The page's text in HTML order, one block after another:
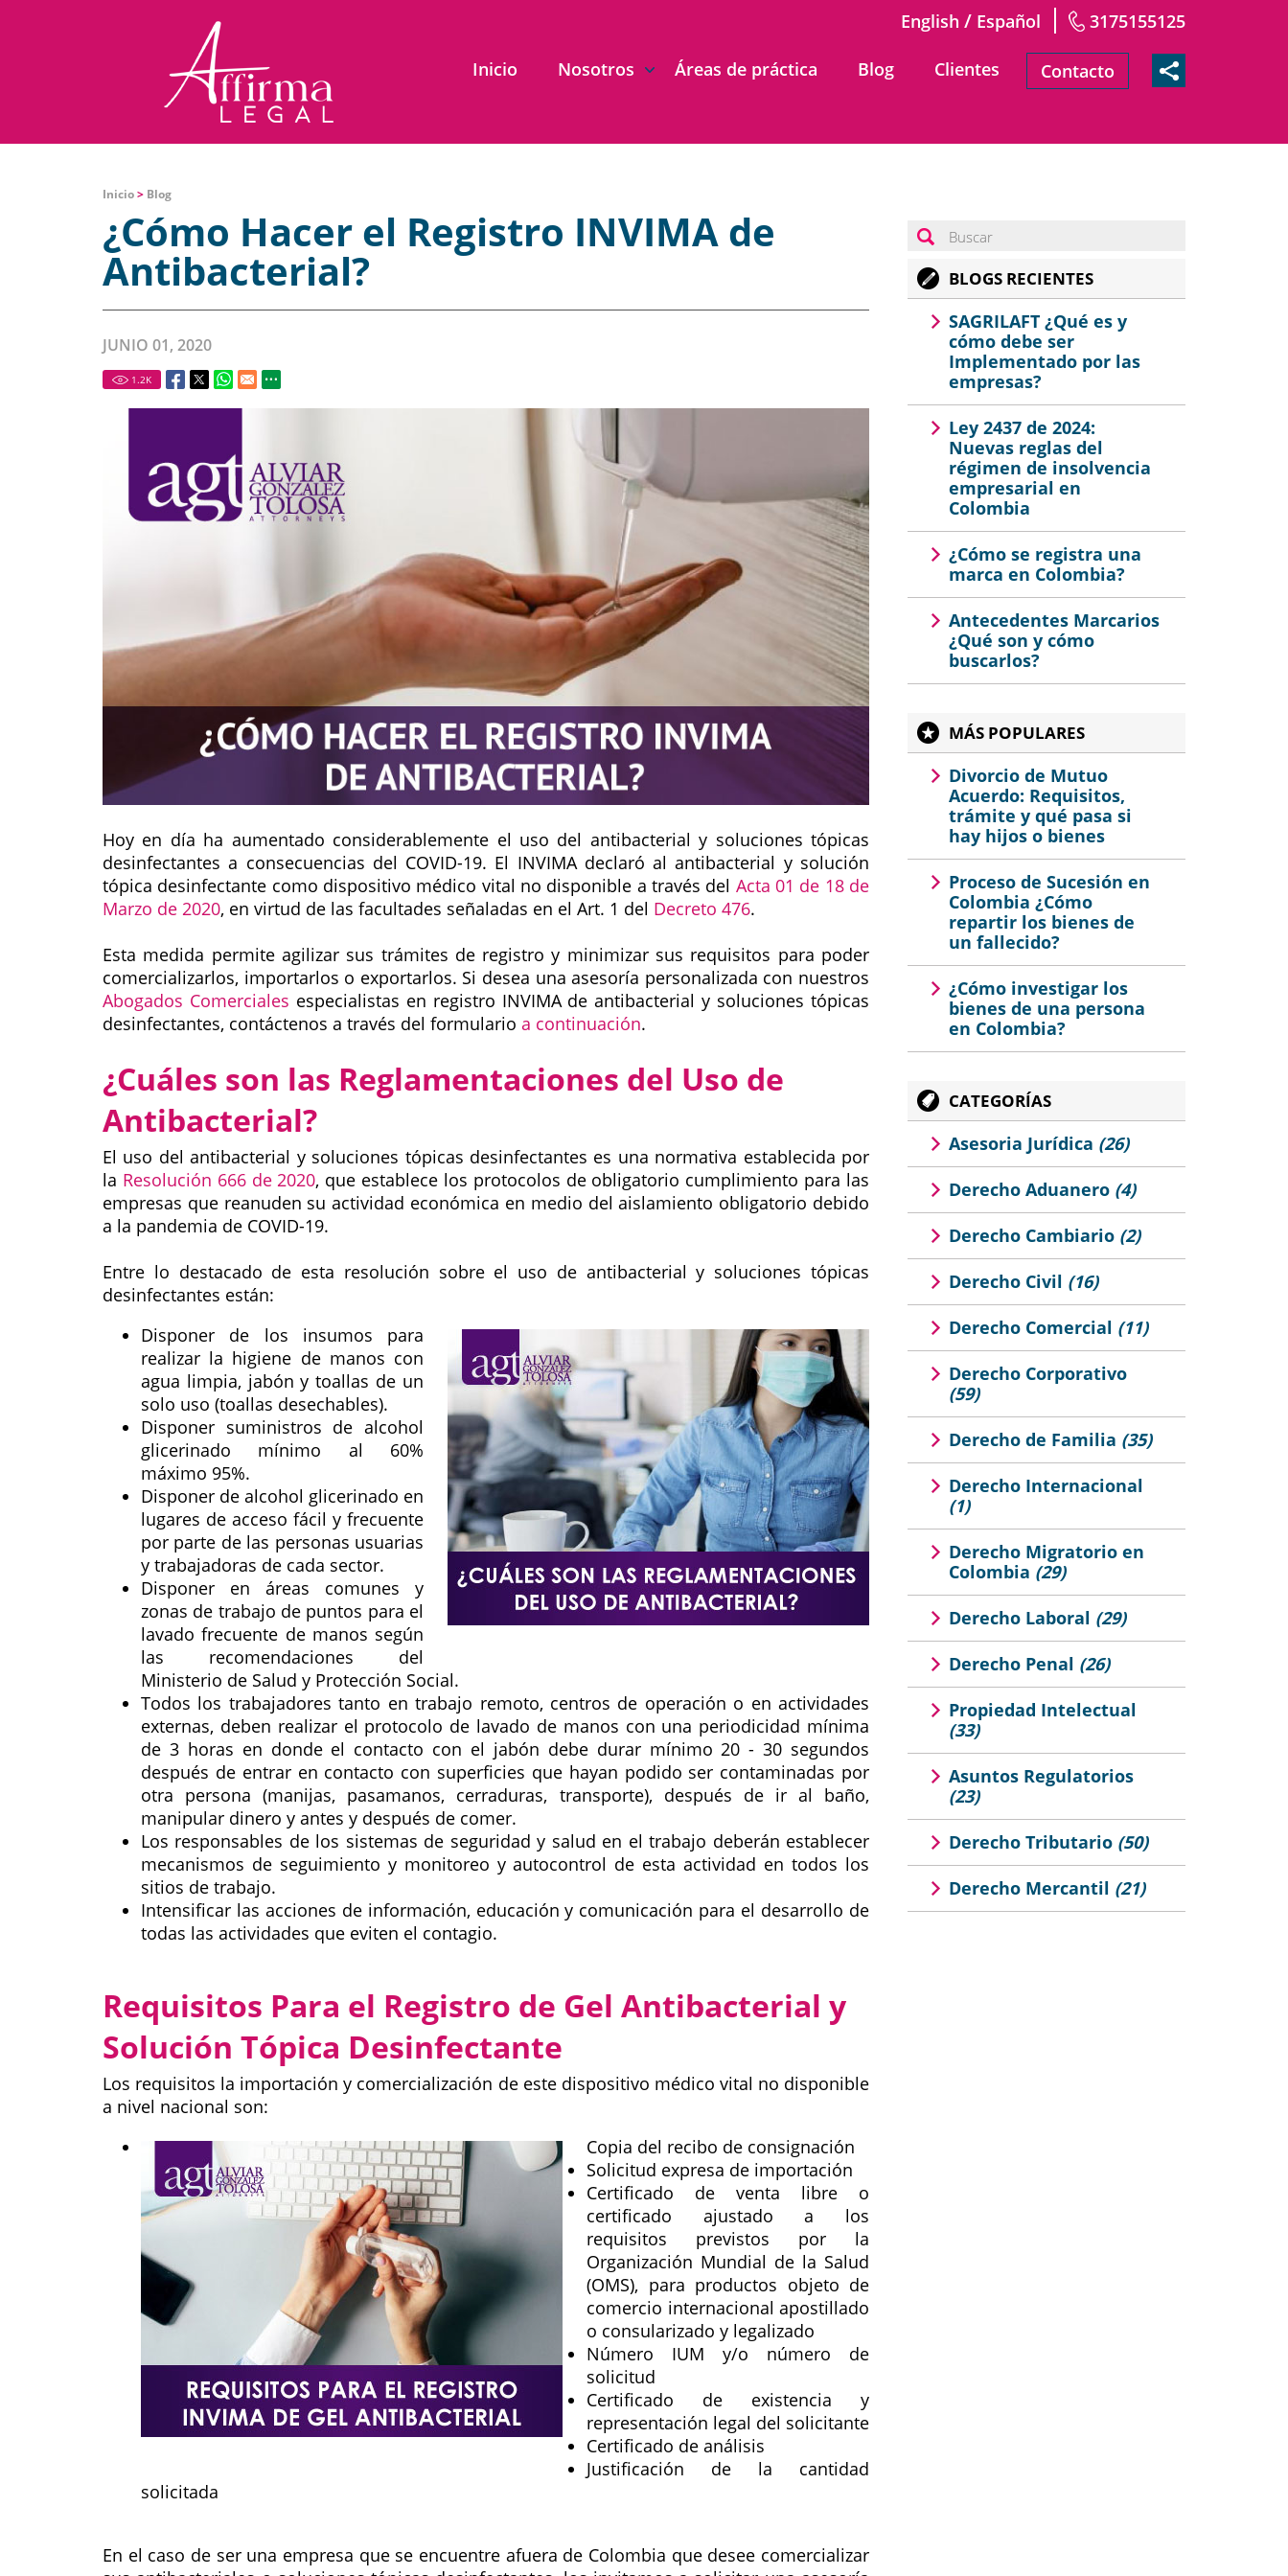
English / Español 3175155125
Inicio Nosotros Áreas de práctica Blog Clientes Contacto
Inicio> Blog
¿Cómo Hacer el Registro INVIMA de
Antibacterial?
JUNIO 01, 2020
1.2K
Hoy en día ha aumentado considerablemente el uso del antibacterial y soluciones tópicas
desinfectantes a consecuencias del COVID-19. El INVIMA declaró al antibacterial y solución
tópica desinfectante como dispositivo médico vital no disponible a través del Acta 01 de 18 de
Marzo de 2020, en virtud de las facultades señaladas en el Art. 1 del Decreto 476.
Esta medida permite agilizar sus trámites de registro y minimizar sus requisitos para poder
comercializarlos, importarlos o exportarlos. Si desea una asesoría personalizada con nuestros
Abogados Comerciales especialistas en registro INVIMA de antibacterial y soluciones tópicas
desinfectantes, contáctenos a través del formulario a continuación.
¿Cuáles son las Reglamentaciones del Uso de
Antibacterial?
El uso del antibacterial y soluciones tópicas desinfectantes es una normativa establecida por
la Resolución 666 de 2020, que establece los protocolos de obligatorio cumplimiento para las
empresas que reanuden su actividad económica en medio del aislamiento obligatorio debido
a la pandemia de COVID-19.
Entre lo destacado de esta resolución sobre el uso de antibacterial y soluciones tópicas
desinfectantes están:
Disponer de los insumos para
realizar la higiene de manos con
agua limpia, jabón y toallas de un
solo uso (toallas desechables).
Disponer suministros de alcohol
glicerinado mínimo al 60%
máximo 95%.
Disponer de alcohol glicerinado en
lugares de acceso fácil y frecuente
por parte de las personas usuarias
y trabajadoras de cada sector.
Disponer en áreas comunes y
zonas de trabajo de puntos para el
lavado frecuente de manos según
las recomendaciones del
Ministerio de Salud y Protección Social.
Todos los trabajadores tanto en trabajo remoto, centros de operación o en actividades
externas, deben realizar el protocolo de lavado de manos con una periodicidad mínima
de 3 horas en donde el contacto con el jabón debe durar mínimo 20 - 30 segundos
después de entrar en contacto con superficies que hayan podido ser contaminadas por
otra persona (manijas, pasamanos, cerraduras, transporte), después de ir al baño,
manipular dinero y antes y después de comer.
Los responsables de los sistemas de seguridad y salud en el trabajo deberán establecer
mecanismos de seguimiento y monitoreo y autocontrol de esta actividad en todos los
sitios de trabajo.
Intensificar las acciones de información, educación y comunicación para el desarrollo de
todas las actividades que eviten el contagio.
Requisitos Para el Registro de Gel Antibacterial y
Solución Tópica Desinfectante
Los requisitos la importación y comercialización de este dispositivo médico vital no disponible
a nivel nacional son:
Copia del recibo de consignación
Solicitud expresa de importación
Certificado de venta libre o
certificado ajustado a los
requisitos previstos por la
Organización Mundial de la Salud
(OMS), para productos objeto de
comercio internacional apostillado
o consularizado y legalizado
Número IUM y/o número de
solicitud
Certificado de existencia y
representación legal del solicitante
Certificado de análisis
Justificación de la cantidad
solicitada
En el caso de ser una empresa que se encuentre afuera de Colombia que desee comercializar
BLOGS RECIENTES
SAGRILAFT ¿Qué es y
cómo debe ser
Implementado por las
empresas?
Ley 2437 de 2024:
Nuevas reglas del
régimen de insolvencia
empresarial en
Colombia
¿Cómo se registra una
marca en Colombia?
Antecedentes Marcarios
¿Qué son y cómo
buscarlos?
MÁS POPULARES
Divorcio de Mutuo
Acuerdo: Requisitos,
trámite y qué pasa si
hay hijos o bienes
Proceso de Sucesión en
Colombia ¿Cómo
repartir los bienes de
un fallecido?
¿Cómo investigar los
bienes de una persona
en Colombia?
CATEGORÍAS
Asesoria Jurídica (26)
Derecho Aduanero (4)
Derecho Cambiario (2)
Derecho Civil (16)
Derecho Comercial (11)
Derecho Corporativo
(59)
Derecho de Familia (35)
Derecho Internacional
(1)
Derecho Migratorio en
Colombia (29)
Derecho Laboral (29)
Derecho Penal (26)
Propiedad Intelectual
(33)
Asuntos Regulatorios
(23)
Derecho Tributario (50)
Derecho Mercantil (21)